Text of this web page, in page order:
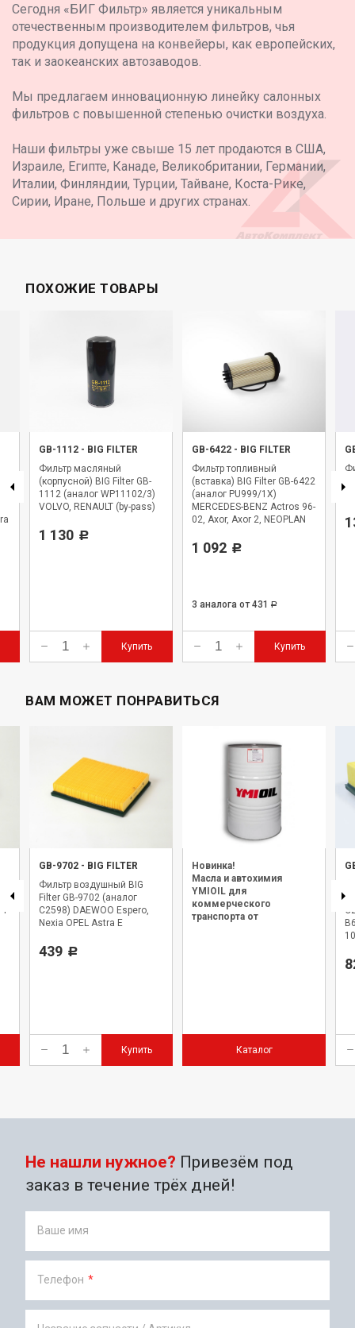
Сегодня «БИГ Фильтр» является уникальным
отечественным производителем фильтров, чья
продукция допущена на конвейеры, как европейских,
так и заокеанских автозаводов.
Мы предлагаем инновационную линейку салонных
фильтров с повышенной степенью очистки воздуха.
Наши фильтры уже свыше 15 лет продаются в США,
Израиле, Египте, Канаде, Великобритании, Германии,
Италии, Финляндии, Турции, Тайване, Коста-Рике,
Сирии, Иране, Польше и других странах.
ПОХОЖИЕ ТОВАРЫ
GB-1112 - BIG FILTER
Фильтр масляный
(корпусной) BIG Filter GB-
1112 (аналог WP11102/3)
VOLVO, RENAULT (by-pass)
1 130 Р
Купить
GB-6422 - BIG FILTER
Фильтр топливный
(вставка) BIG Filter GB-6422
(аналог PU999/1X)
MERCEDES-BENZ Actros 96-
02, Axor, Axor 2, NEOPLAN
1 092 Р
3 аналога от 431 Р
Купить
ВАМ МОЖЕТ ПОНРАВИТЬСЯ
GB-9702 - BIG FILTER
Фильтр воздушный BIG
Filter GB-9702 (аналог
C2598) DAEWOO Espero,
Nexia OPEL Astra E
439 Р
Купить
Новинка!
Масла и автохимия
YMIOIL для
коммерческого
транспорта от
Каталог
Не нашли нужное? Привезём под
заказ в течение трёх дней!
Ваше имя
Телефон *